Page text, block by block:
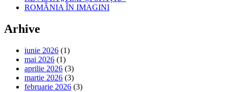
ROMÂNIA ÎN IMAGINI
Arhive
iunie 2026 (1)
mai 2026 (1)
aprilie 2026 (3)
martie 2026 (3)
februarie 2026 (3)